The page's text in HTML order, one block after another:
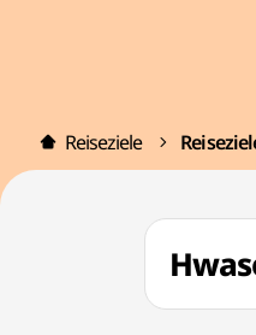
Reiseziele